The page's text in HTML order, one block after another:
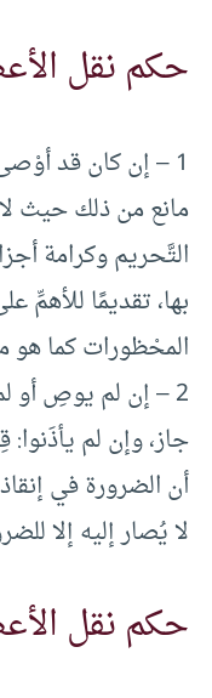
حكم نقل
1 – إن كان قد
مانع من ذلك حيث
التَّحريم وكرامة
بها، تقديمًا للأهمِّ
المحْظورات كما هو
2 – إن لم يوصِ أو
جاز، وإن لم
أن الضرورة في
لا يُصار إليه إلا
حكم نقل